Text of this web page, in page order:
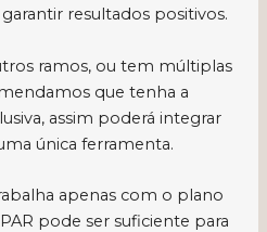
resultados positivos.
ramos, ou tem múltiplas
que tenha a
assim poderá integrar
única ferramenta.
apenas com o plano
pode ser suficiente para